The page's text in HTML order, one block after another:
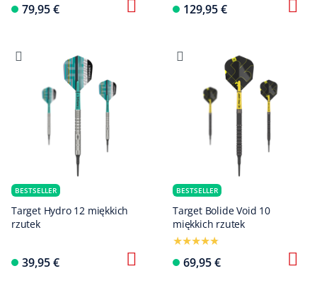
79,95 € 129,95 €
BESTSELLER
Target Hydro 12 miękkich
rzutek
39,95 €
BESTSELLER
Target Bolide Void 10
miękkich rzutek
69,95 €